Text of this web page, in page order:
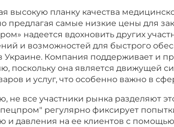
высокую планку качества
предлагая самые низкие цены для
надеется вдохновить других
и возможностей для быстрого
Украине. Компания поддерживает и
поскольку она является движущей
и услуг, что особенно важно в
не все участники рынка разделяют
регулярно фиксирует
и давления на ее клиентов с